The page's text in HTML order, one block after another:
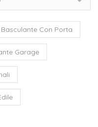
Basculante Con Porta
Garage